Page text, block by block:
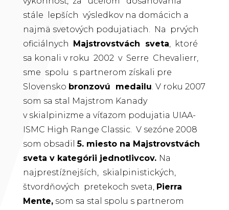
stále lepších výsledkov na domácich a
najmä svetových podujatiach. Na prvých
oficiálnych Majstrovstvách sveta, ktoré
sa konali v roku 2002 v Serre Chevalierr,
sme spolu s partnerom získali pre
Slovensko bronzovú medailu. V roku 2007
som sa stal Majstrom Kanady
v skialpinizme a víťazom podujatia UIAA-
ISMC High Range Classic. V sezóne 2008
som obsadil5. miesto na Majstrovstvách
sveta v kategórii jednotlivcov. Na
najprestížnejších, skialpinistických,
štvordňových pretekoch sveta, Pierra
Mente, som sa stal spolu s partnerom